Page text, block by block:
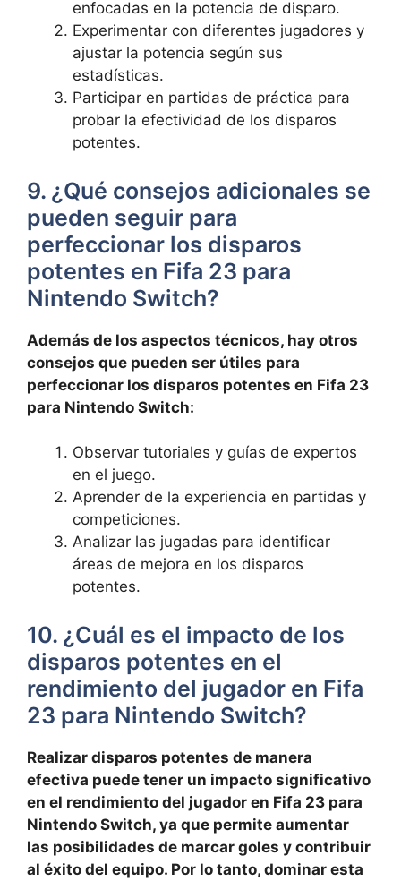
enfocadas en la potencia de disparo.
Experimentar con diferentes jugadores y
ajustar la potencia según sus
estadísticas.
Participar en partidas de práctica para
probar la efectividad de los disparos
potentes.
9. ¿Qué consejos adicionales se
pueden seguir para
perfeccionar los disparos
potentes en Fifa 23 para
Nintendo Switch?
Además de los aspectos técnicos, hay otros
consejos que pueden ser útiles para
perfeccionar los disparos potentes en Fifa 23
para Nintendo Switch:
Observar tutoriales y guías de expertos
en el juego.
Aprender de la experiencia en partidas y
competiciones.
Analizar las jugadas para identificar
áreas de mejora en los disparos
potentes.
10. ¿Cuál es el impacto de los
disparos potentes en el
rendimiento del jugador en Fifa
23 para Nintendo Switch?
Realizar disparos potentes de manera
efectiva puede tener un impacto significativo
en el rendimiento del jugador en Fifa 23 para
Nintendo Switch, ya que permite aumentar
las posibilidades de marcar goles y contribuir
al éxito del equipo. Por lo tanto, dominar esta